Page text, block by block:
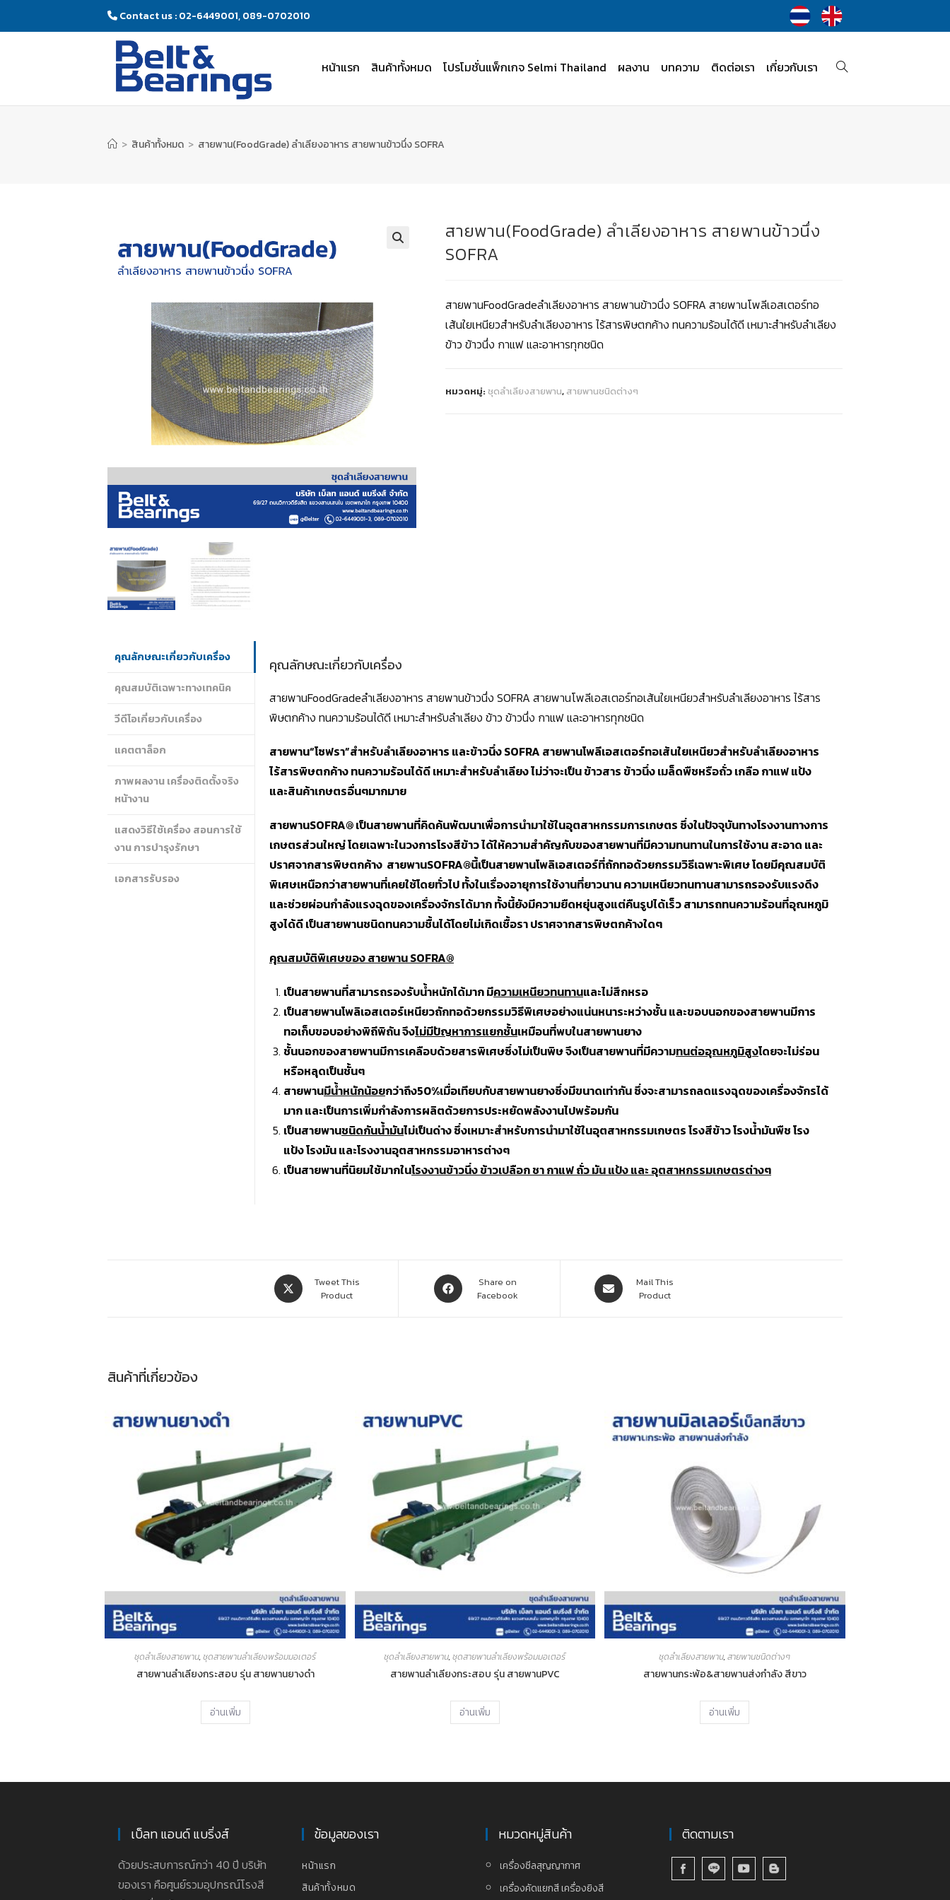
Contact us : 02-6449001, 089-0702010
หน้าแรก สินค้าทั้งหมด โปรโมชั่นแพ็กเกจ Selmi Thailand ผลงาน บทความ ติดต่อเรา เกี่ยวกับเรา
> สินค้าทั้งหมด > สายพาน(FoodGrade) ลำเลียงอาหาร สายพานข้าวนึ่ง SOFRA
สายพาน(FoodGrade) ลำเลียงอาหาร สายพานข้าวนึ่ง
SOFRA
สายพานFoodGradeลำเลียงอาหาร สายพานข้าวนึ่ง SOFRA สายพานโพลีเอสเตอร์ทอ
เส้นใยเหนียวสำหรับลำเลียงอาหาร ไร้สารพิษตกค้าง ทนความร้อนได้ดี เหมาะสำหรับลำเลียง
ข้าว ข้าวนึ่ง กาแฟ และอาหารทุกชนิด
หมวดหมู่:ชุดลำเลียงสายพาน, สายพานชนิดต่างๆ
คุณลักษณะเกี่ยวกับเครื่อง
คุณสมบัติเฉพาะทางเทคนิค
วีดีโอเกี่ยวกับเครื่อง
แคตตาล็อก
ภาพผลงาน เครื่องติดตั้งจริง
หน้างาน
แสดงวิธีใช้เครื่อง สอนการใช้
งาน การบำรุงรักษา
เอกสารรับรอง
คุณลักษณะเกี่ยวกับเครื่อง
สายพานFoodGradeลำเลียงอาหาร สายพานข้าวนึ่ง SOFRA สายพานโพลีเอสเตอร์ทอเส้นใยเหนียวสำหรับลำเลียงอาหาร ไร้สาร
พิษตกค้าง ทนความร้อนได้ดี เหมาะสำหรับลำเลียง ข้าว ข้าวนึ่ง กาแฟ และอาหารทุกชนิด
สายพาน“โซฟรา”สำหรับลำเลียงอาหาร และข้าวนึ่ง SOFRA สายพานโพลีเอสเตอร์ทอเส้นใยเหนียวสำหรับลำเลียงอาหาร
ไร้สารพิษตกค้าง ทนความร้อนได้ดี เหมาะสำหรับลำเลียง ไม่ว่าจะเป็น ข้าวสาร ข้าวนึ่ง เมล็ดพืชหรือถั่ว เกลือ กาแฟ แป้ง
และสินค้าเกษตรอื่นๆมากมาย
สายพานSOFRA® เป็นสายพานที่คิดค้นพัฒนาเพื่อการนำมาใช้ในอุตสาหกรรมการเกษตร ซึ่งในปัจจุบันทางโรงงานทางการ
เกษตรส่วนใหญ่ โดยเฉพาะในวงการโรงสีข้าว ได้ให้ความสำคัญกับของสายพานที่มีความทนทานในการใช้งาน สะอาด และ
ปราศจากสารพิษตกค้าง สายพานSOFRA®นี้เป็นสายพานโพลิเอสเตอร์ที่ถักทอด้วยกรรมวิธีเฉพาะพิเศษ โดยมีคุณสมบัติ
พิเศษเหนือกว่าสายพานที่เคยใช้โดยทั่วไป ทั้งในเรื่องอายุการใช้งานที่ยาวนาน ความเหนียวทนทานสามารถรองรับแรงดึง
และช่วยผ่อนกำลังแรงฉุดของเครื่องจักรได้มาก ทั้งนี้ยังมีความยืดหยุ่นสูงแต่คืนรูปได้เร็ว สามารถทนความร้อนที่อุณหภูมิ
สูงได้ดี เป็นสายพานชนิดทนความชื้นได้โดยไม่เกิดเชื้อรา ปราศจากสารพิษตกค้างใดๆ
คุณสมบัติพิเศษของ สายพานSOFRA®
เป็นสายพานที่สามารถรองรับน้ำหนักได้มาก มีความเหนียวทนทานและไม่สึกหรอ
เป็นสายพานโพลิเอสเตอร์เหนียวถักทอด้วยกรรมวิธีพิเศษอย่างแน่นหนาระหว่างชั้น และขอบนอกของสายพานมีการ
ทอเก็บขอบอย่างพิถีพิถัน จึงไม่มีปัญหาการแยกชั้นเหมือนที่พบในสายพานยาง
ชั้นนอกของสายพานมีการเคลือบด้วยสารพิเศษซึ่งไม่เป็นพิษ จึงเป็นสายพานที่มีความทนต่ออุณหภูมิสูงโดยจะไม่ร่อน
หรือหลุดเป็นชั้นๆ
สายพานมีน้ำหนักน้อยกว่าถึง50%เมื่อเทียบกับสายพานยางซึ่งมีขนาดเท่ากัน ซึ่งจะสามารถลดแรงฉุดของเครื่องจักรได้
มาก และเป็นการเพิ่มกำลังการผลิตด้วยการประหยัดพลังงานไปพร้อมกัน
เป็นสายพานชนิดกันน้ำมันไม่เป็นด่าง ซึ่งเหมาะสำหรับการนำมาใช้ในอุตสาหกรรมเกษตร โรงสีข้าว โรงน้ำมันพืช โรง
แป้ง โรงมัน และโรงงานอุตสาหกรรมอาหารต่างๆ
เป็นสายพานที่นิยมใช้มากในโรงงานข้าวนึ่ง ข้าวเปลือก ชา กาแฟ ถั่ว มัน แป้ง และ อุตสาหกรรมเกษตรต่างๆ
Tweet This
Product
Share on
Facebook
Mail This
Product
สินค้าที่เกี่ยวข้อง
ชุดลำเลียงสายพาน,ชุดสายพานลำเลียงพร้อมมอเตอร์
สายพานลำเลียงกระสอบ รุ่น สายพานยางดำ
อ่านเพิ่ม
ชุดลำเลียงสายพาน,ชุดสายพานลำเลียงพร้อมมอเตอร์
สายพานลำเลียงกระสอบ รุ่น สายพานPVC
อ่านเพิ่ม
ชุดลำเลียงสายพาน,สายพานชนิดต่างๆ
สายพานกระพ้อ&สายพานส่งกำลัง สีขาว
อ่านเพิ่ม
เบ็ลท แอนด์ แบริ่งส์
ด้วยประสบการณ์กว่า 40 ปี บริษัท
ของเรา คือศูนย์รวมอุปกรณ์โรงสี
ข้อมูลของเรา
หน้าแรก
สินค้าทั้งหมด
หมวดหมู่สินค้า
เครื่องซีลสุญญากาศ
เครื่องคัดแยกสี เครื่องยิงสี
ติดตามเรา